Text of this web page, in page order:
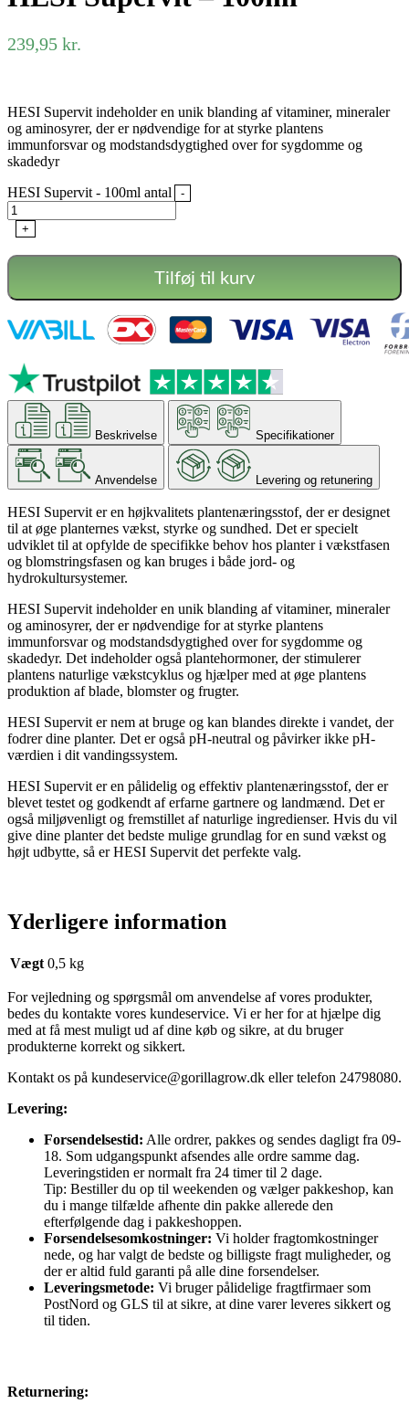
239,95 kr.
HESI Supervit indeholder en unik blanding af vitaminer, mineraler
og aminosyrer, der er nødvendige for at styrke plantens
immunforsvar og modstandsdygtighed over for sygdomme og
skadedyr
HESI Supervit - 100ml antal
-
+
Tilføj til kurv
Beskrivelse Specifikationer
Anvendelse Levering og retunering
HESI Supervit er en højkvalitets plantenæringsstof, der er designet
til at øge planternes vækst, styrke og sundhed. Det er specielt
udviklet til at opfylde de specifikke behov hos planter i vækstfasen
og blomstringsfasen og kan bruges i både jord- og
hydrokultursystemer.
HESI Supervit indeholder en unik blanding af vitaminer, mineraler
og aminosyrer, der er nødvendige for at styrke plantens
immunforsvar og modstandsdygtighed over for sygdomme og
skadedyr. Det indeholder også plantehormoner, der stimulerer
plantens naturlige vækstcyklus og hjælper med at øge plantens
produktion af blade, blomster og frugter.
HESI Supervit er nem at bruge og kan blandes direkte i vandet, der
fodrer dine planter. Det er også pH-neutral og påvirker ikke pH-
værdien i dit vandingssystem.
HESI Supervit er en pålidelig og effektiv plantenæringsstof, der er
blevet testet og godkendt af erfarne gartnere og landmænd. Det er
også miljøvenligt og fremstillet af naturlige ingredienser. Hvis du vil
give dine planter det bedste mulige grundlag for en sund vækst og
højt udbytte, så er HESI Supervit det perfekte valg.
Yderligere information
Vægt 0,5 kg
For vejledning og spørgsmål om anvendelse af vores produkter,
bedes du kontakte vores kundeservice. Vi er her for at hjælpe dig
med at få mest muligt ud af dine køb og sikre, at du bruger
produkterne korrekt og sikkert.
Kontakt os på kundeservice@gorillagrow.dk eller telefon 24798080.
Levering:
Forsendelsestid: Alle ordrer, pakkes og sendes dagligt fra 09-
18. Som udgangspunkt afsendes alle ordre samme dag.
Leveringstiden er normalt fra 24 timer til 2 dage.
Tip: Bestiller du op til weekenden og vælger pakkeshop, kan
du i mange tilfælde afhente din pakke allerede den
efterfølgende dag i pakkeshoppen.
Forsendelsesomkostninger: Vi holder fragtomkostninger
nede, og har valgt de bedste og billigste fragt muligheder, og
der er altid fuld garanti på alle dine forsendelser.
Leveringsmetode: Vi bruger pålidelige fragtfirmaer som
PostNord og GLS til at sikre, at dine varer leveres sikkert og
til tiden.
Returnering: